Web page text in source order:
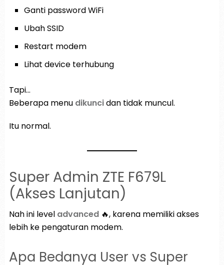
Ganti password WiFi
Ubah SSID
Restart modem
Lihat device terhubung
Tapi…
Beberapa menu dikuncidan tidak muncul.
Itu normal.
Super Admin ZTE F679L
(Akses Lanjutan)
Nah ini level advanced🔥, karena memiliki akses
lebih ke pengaturan modem.
Apa Bedanya User vs Super